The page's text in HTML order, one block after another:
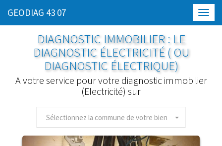
GEODIAG 43 07
DIAGNOSTIC IMMOBILIER : LE
DIAGNOSTIC ÉLECTRICITÉ ( OU
DIAGNOSTIC ÉLECTRIQUE)
A votre service pour votre diagnostic immobilier
(Electricité) sur
Sélectionnez la commune de votre bien